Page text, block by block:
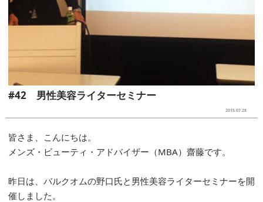
#42 男性美容ライターセミナー
2015.07.28
皆さま、こんにちは。
メンズ・ビューティ・アドバイザー（MBA）齋藤です。
昨日は、バルクオムの野口氏と男性美容ライターセミナーを開
催しました。